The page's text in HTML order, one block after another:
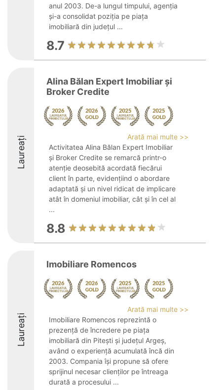
anul 2003. De-a lungul timpului, agenția
și-a consolidat poziția pe piața
imobiliară din județul ...
8.7
Laureați
Alina Bălan Expert Imobiliar și
Broker Credite
Arată mai multe >>
Activitatea Alina Bălan Expert Imobiliar
și Broker Credite se remarcă printr-o
atenție deosebită acordată fiecărui
client în parte, evidențiind o abordare
adaptată și un nivel ridicat de implicare
atât în domeniul imobiliar, cât și în cel al
...
8.8
Laureați
Imobiliare Romencos
Arată mai multe >>
Imobiliare Romencos reprezintă o
prezență de încredere pe piața
imobiliară din Pitești și județul Argeș,
având o experiență acumulată încă din
2003. Compania își propune să ofere
sprijinul necesar clienților pe întreaga
durată a procesului ...